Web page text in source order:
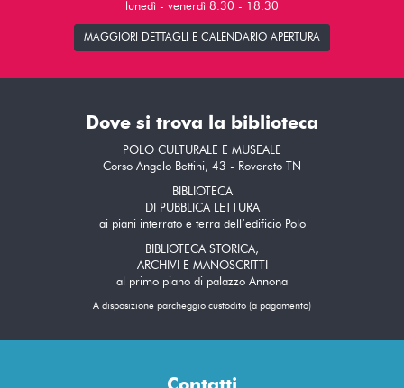
lunedì - venerdì 8.30 - 18.30
MAGGIORI DETTAGLI E CALENDARIO APERTURA
Dove si trova la biblioteca
POLO CULTURALE E MUSEALE
Corso Angelo Bettini, 43 - Rovereto TN
BIBLIOTECA
DI PUBBLICA LETTURA
ai piani interrato e terra dell’edificio Polo
BIBLIOTECA STORICA,
ARCHIVI E MANOSCRITTI
al primo piano di palazzo Annona
A disposizione parcheggio custodito (a pagamento)